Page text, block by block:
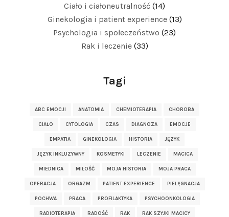
Ciało i ciałoneutralność (14)
Ginekologia i patient experience(13)
Psychologia i społeczeństwo (23)
Rak i leczenie(33)
Tagi
ABC EMOCJI ANATOMIA CHEMIOTERAPIA CHOROBA
CIAŁO CYTOLOGIA CZAS DIAGNOZA EMOCJE
EMPATIA GINEKOLOGIA HISTORIA JĘZYK
JĘZYK INKLUZYWNY KOSMETYKI LECZENIE MACICA
MIEDNICA MIŁOŚĆ MOJA HISTORIA MOJA PRACA
OPERACJA ORGAZM PATIENT EXPERIENCE PIELĘGNACJA
POCHWA PRACA PROFILAKTYKA PSYCHOONKOLOGIA
RADIOTERAPIA RADOŚĆ RAK RAK SZYJKI MACICY